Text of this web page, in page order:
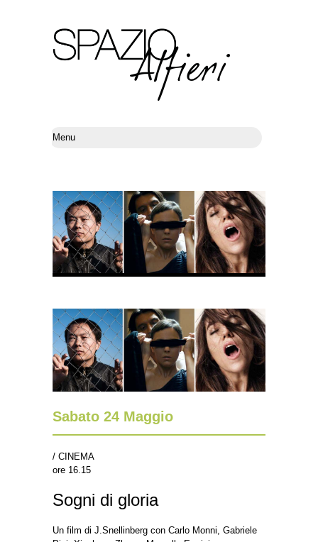
Sabato 24 Maggio
/ CINEMA
ore 16.15
Sogni di gloria
Un film di J.Snellinberg con Carlo Monni, Gabriele